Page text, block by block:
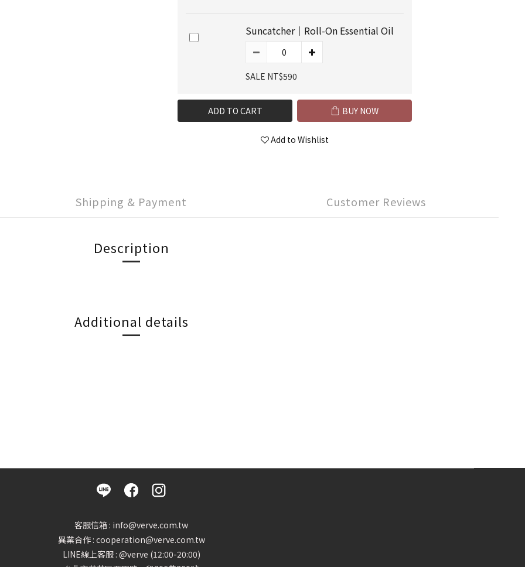
Suncatcher｜Roll-On Essential Oil
SALE NT$590
ADD TO CART BUY NOW
Add to Wishlist
Shipping & Payment Customer Reviews
Description
Additional details
客服信箱 : info@verve.com.tw
異業合作 : cooperation@verve.com.tw
LINE線上客服 : @verve (12:00-20:00)